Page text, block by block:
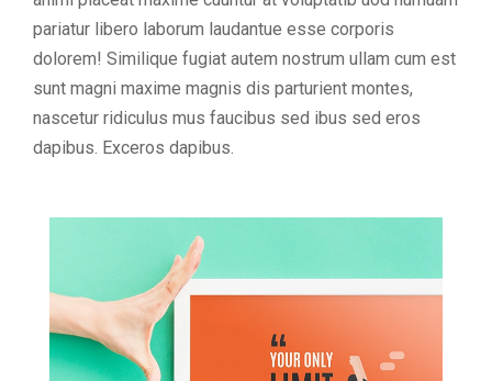
pariatur libero laborum laudantue esse corporis
dolorem! Similique fugiat autem nostrum ullam cum est
sunt magni maxime magnis dis parturient montes,
nascetur ridiculus mus faucibus sed ibus sed eros
dapibus. Exceros dapibus.